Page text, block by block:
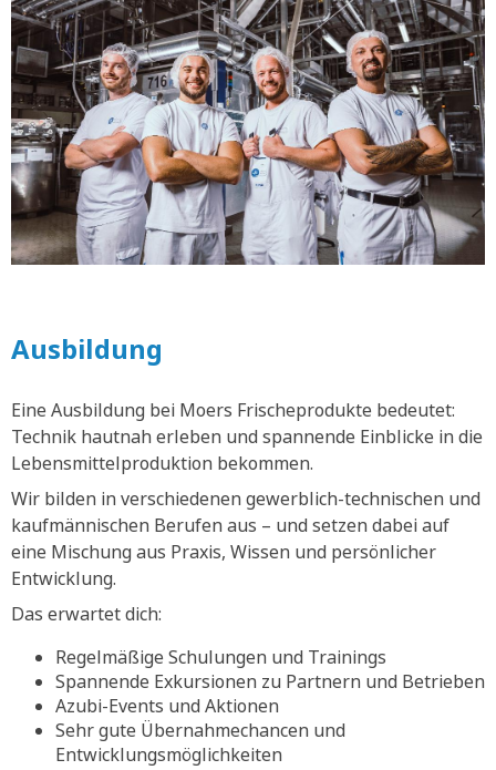
Ausbildung
Eine Ausbildung bei Moers Frischeprodukte bedeutet:
Technik hautnah erleben und spannende Einblicke in die
Lebensmittelproduktion bekommen.
Wir bilden in verschiedenen gewerblich-technischen und
kaufmännischen Berufen aus – und setzen dabei auf
eine Mischung aus Praxis, Wissen und persönlicher
Entwicklung.
Das erwartet dich:
Regelmäßige Schulungen und Trainings
Spannende Exkursionen zu Partnern und Betrieben
Azubi-Events und Aktionen
Sehr gute Übernahmechancen und
Entwicklungsmöglichkeiten